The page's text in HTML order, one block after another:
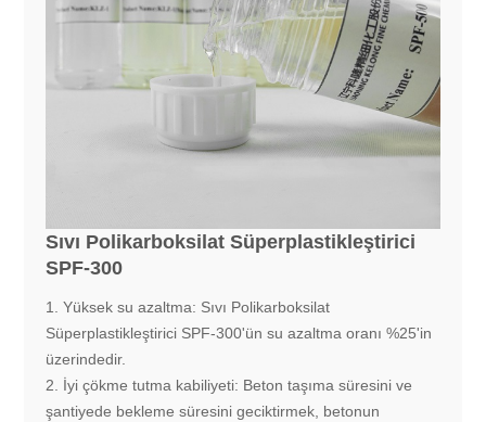
Sıvı Polikarboksilat Süperplastikleştirici
SPF-300
1. Yüksek su azaltma: Sıvı Polikarboksilat
Süperplastikleştirici SPF-300'ün su azaltma oranı %25'in
üzerindedir.
2. İyi çökme tutma kabiliyeti: Beton taşıma süresini ve
şantiyede bekleme süresini geciktirmek, betonun